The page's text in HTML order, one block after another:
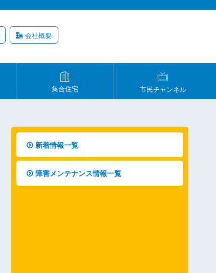
会社概要
集合住宅 市民チャンネル
新着情報一覧
障害メンテナンス情報一覧